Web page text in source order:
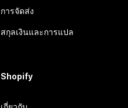
การจัดส่ง
สกุลเงินและการแปล
Shopify